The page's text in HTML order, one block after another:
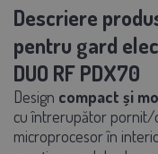
Descriere
pentru gard
DUO RF PDX70
Design compact și
cu întrerupător pornit/
microprocesorîn